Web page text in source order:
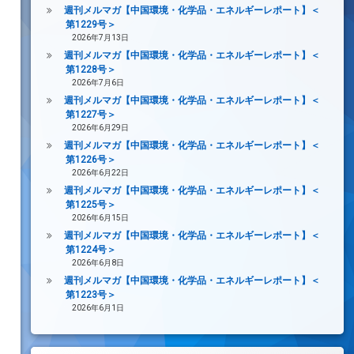
週刊メルマガ【中国環境・化学品・エネルギーレポート】＜
第1229号＞
2026年7月13日
週刊メルマガ【中国環境・化学品・エネルギーレポート】＜
第1228号＞
2026年7月6日
週刊メルマガ【中国環境・化学品・エネルギーレポート】＜
第1227号＞
2026年6月29日
週刊メルマガ【中国環境・化学品・エネルギーレポート】＜
第1226号＞
2026年6月22日
週刊メルマガ【中国環境・化学品・エネルギーレポート】＜
第1225号＞
2026年6月15日
週刊メルマガ【中国環境・化学品・エネルギーレポート】＜
第1224号＞
2026年6月8日
週刊メルマガ【中国環境・化学品・エネルギーレポート】＜
第1223号＞
2026年6月1日